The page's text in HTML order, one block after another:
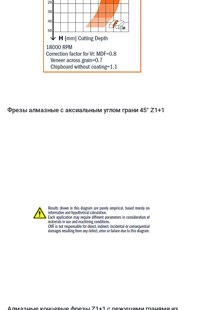
Фрезы алмазные с аксиальным углом грани 45° Z1+1